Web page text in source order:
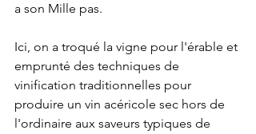
a son Mille pas.
Ici, on a troqué la vigne pour l'érable et
emprunté des techniques de
vinification traditionnelles pour
produire un vin acéricole sec hors de
l'ordinaire aux saveurs typiques de